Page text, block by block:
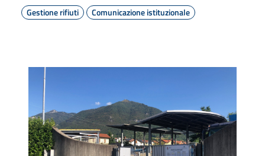
Gestione rifiuti
Comunicazione istituzionale